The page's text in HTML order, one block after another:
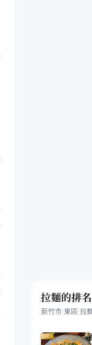
拉麵的排名
新竹市 東區 拉